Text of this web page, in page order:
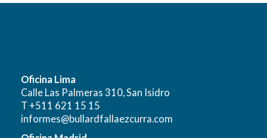
Oficina Lima
Calle Las Palmeras 310, San Isidro
T +511 621 15 15
informes@bullardfallaezcurra.com